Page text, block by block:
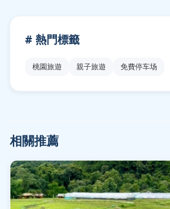
# 熱門標籤
桃園旅遊 親子旅遊 免費停车场
相關推薦